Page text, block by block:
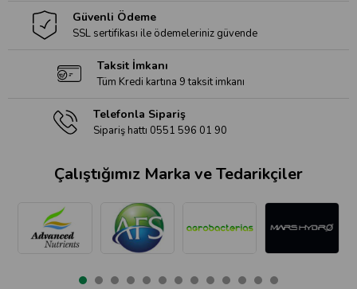
Güvenli Ödeme
SSL sertifikası ile ödemeleriniz güvende
Taksit İmkanı
Tüm Kredi kartına 9 taksit imkanı
Telefonla Sipariş
Sipariş hattı 0551 596 01 90
Çalıştığımız Marka ve Tedarikçiler